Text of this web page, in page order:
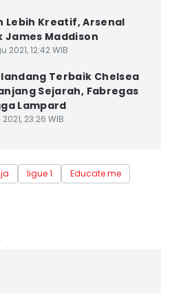
Lebih Kreatif, Arsenal
James Maddison
2021, 12:42 WIB
Terbaik Chelsea
Sejarah, Fabregas
Lampard
2021, 23:26 WIB
ligue 1 Educate me